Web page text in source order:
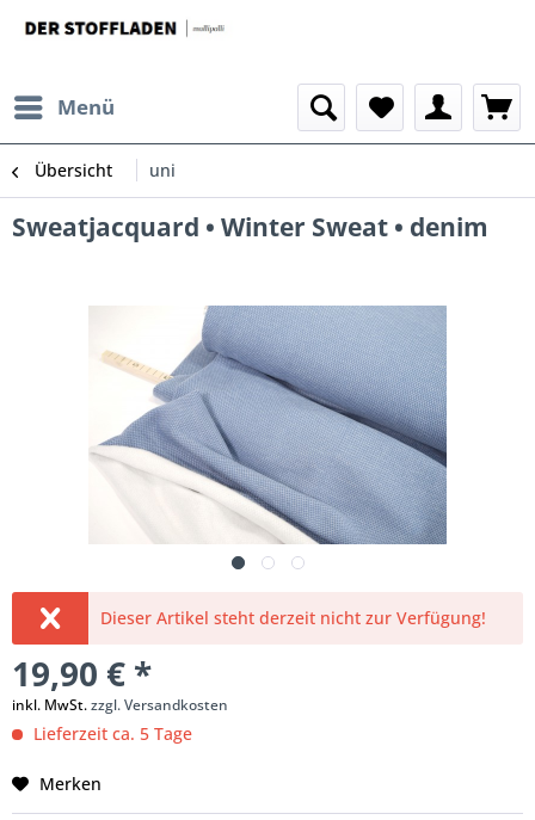
Menü
Übersicht uni
Sweatjacquard • Winter Sweat • denim
Dieser Artikel steht derzeit nicht zur Verfügung!
19,90 € *
inkl. MwSt.zzgl. Versandkosten
Lieferzeit ca. 5 Tage
Merken